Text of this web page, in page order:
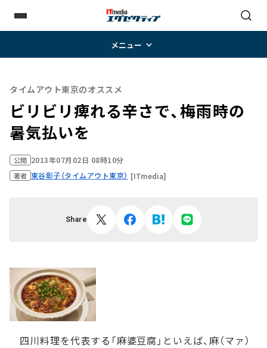
メニュー
タイムアウト東京のオススメ
ビリビリ痺れる辛さで、梅雨時の
暑気払いを
公開 2013年07月02日 08時10分
著者 東谷彰子（タイムアウト東京） [ITmedia]
Share
四川料理を代表する「麻婆豆腐」といえば、麻（マァ）